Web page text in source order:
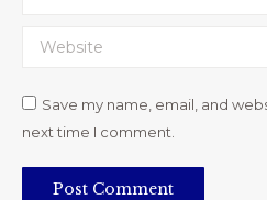
Website
Save my name, email, and
next time I comment.
Post Comment